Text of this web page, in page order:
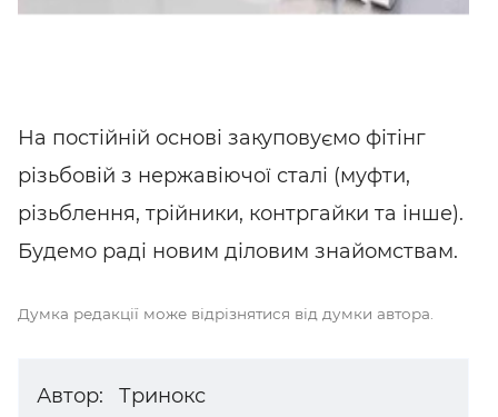
На постійній основі закуповуємо фітінг
різьбовій з нержавіючої сталі (муфти,
різьблення, трійники, контргайки та інше).
Будемо раді новим діловим знайомствам.
Думка редакції може відрізнятися від думки автора.
Автор:
Тринокс